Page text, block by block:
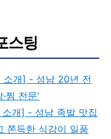
스팅
소개] - 성남 20년 전
찜 전문'
개] - 성남 족발 맛집
쫀득한 식감이 일품